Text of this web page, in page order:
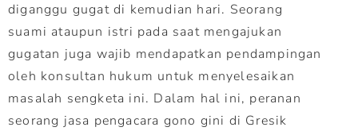
diganggu gugat di kemudian hari. Seorang
suami ataupun istri pada saat mengajukan
gugatan juga wajib mendapatkan pendampingan
oleh konsultan hukum untuk menyelesaikan
masalah sengketa ini. Dalam hal ini, peranan
seorang jasa pengacara gono gini di Gresik